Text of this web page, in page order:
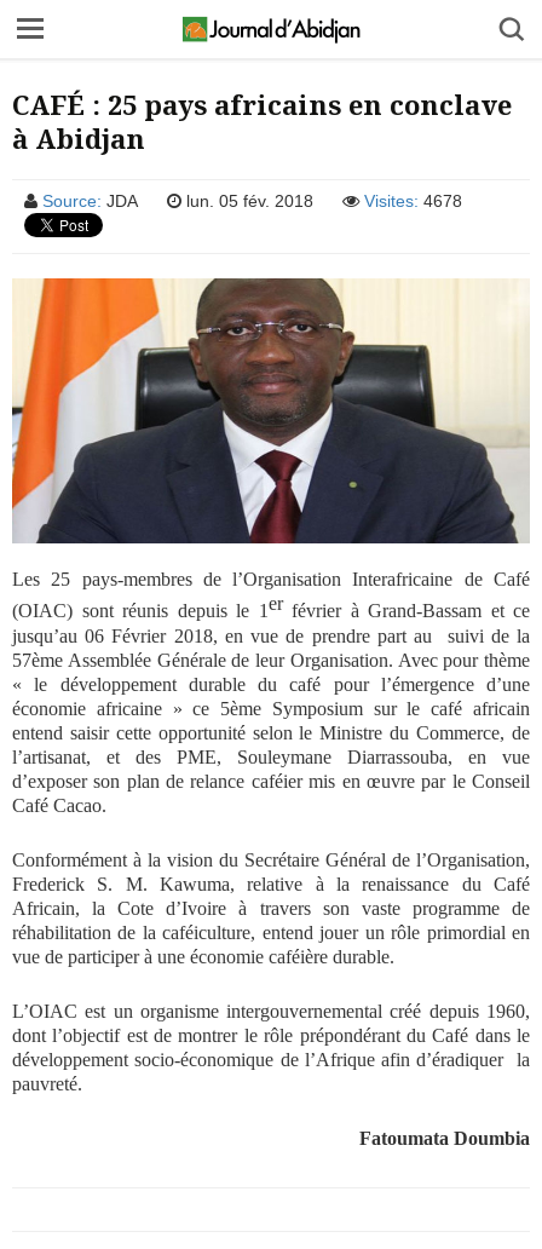
CAFÉ : 25 pays africains en conclave
à Abidjan
Source: JDA lun. 05 fév. 2018 Visites: 4678
Les 25 pays-membres de l’Organisation Interafricaine de Café
(OIAC) sont réunis depuis le 1er février à Grand-Bassam et ce
jusqu’au 06 Février 2018, en vue de prendre part au suivi de la
57ème Assemblée Générale de leur Organisation. Avec pour thème
« le développement durable du café pour l’émergence d’une
économie africaine » ce 5ème Symposium sur le café africain
entend saisir cette opportunité selon le Ministre du Commerce, de
l’artisanat, et des PME, Souleymane Diarrassouba, en vue
d’exposer son plan de relance caféier mis en œuvre par le Conseil
Café Cacao.
Conformément à la vision du Secrétaire Général de l’Organisation,
Frederick S. M. Kawuma, relative à la renaissance du Café
Africain, la Cote d’Ivoire à travers son vaste programme de
réhabilitation de la caféiculture, entend jouer un rôle primordial en
vue de participer à une économie caféière durable.
L’OIAC est un organisme intergouvernemental créé depuis 1960,
dont l’objectif est de montrer le rôle prépondérant du Café dans le
développement socio-économique de l’Afrique afin d’éradiquer la
pauvreté.
Fatoumata Doumbia